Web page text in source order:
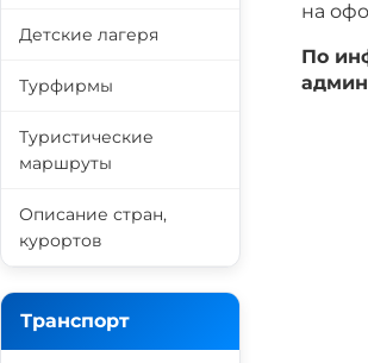
на
По
Детские лагеря
Турфирмы
Туристические
маршруты
Описание стран,
курортов
Транспорт